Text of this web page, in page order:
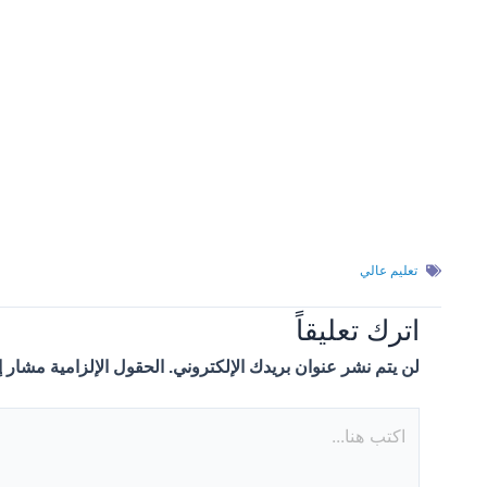
تعليم عالي
اترك تعليقاً
لن يتم نشر عنوان بريدك الإلكتروني. الحقول الإلزامية مشار
هنا...